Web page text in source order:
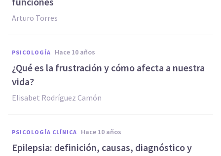
Arturo Torres
PSICOLOGÍA hace 10 años
​¿Qué es la frustración y cómo afecta a nuestra
vida?
Elisabet Rodríguez Camón
PSICOLOGÍA CLÍNICA hace 10 años
​Epilepsia: definición, causas, diagnóstico y